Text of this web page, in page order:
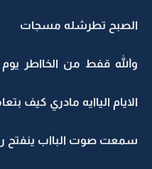
الصبح تطرشله مسجات
والله قفط من الخااطر
الايام الياايه مادري كيف
سمعت صوت البااب ينفتح